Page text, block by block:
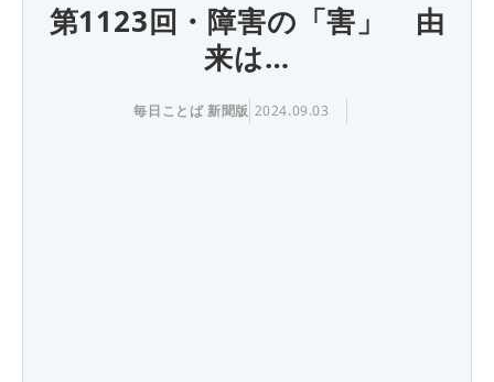
第1123回・障害の「害」 由
来は…
毎日ことば 新聞版 2024.09.03